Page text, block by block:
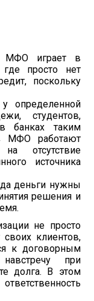
МФО играет в
просто нет
поскольку
определенной
студентов,
банках таким
МФО работают
отсутствие
источника
деньги нужны
решения и
не просто
клиентов,
к договорным
при
долга. В этом